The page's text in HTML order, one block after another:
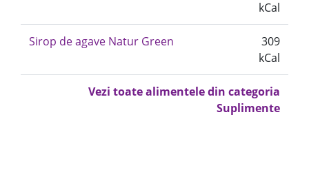
kCal
Sirop de agave Natur Green
309
kCal
Vezi toate alimentele din categoria
Suplimente